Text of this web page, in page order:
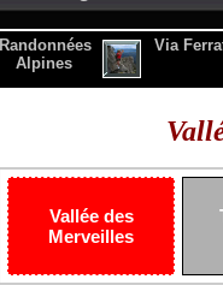
Randonnées
Alpines
Via
Vallée des
Merveilles